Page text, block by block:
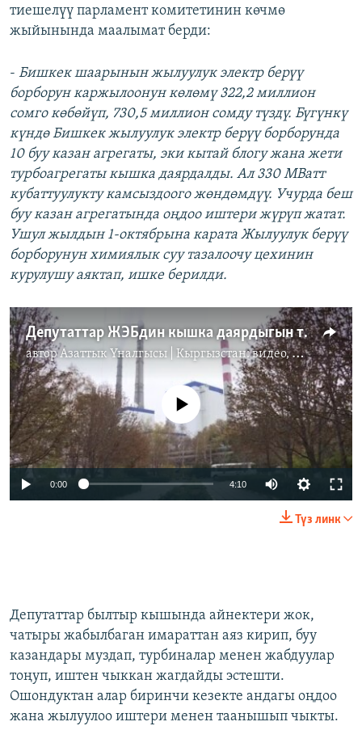
тиешелүү парламент комитетинин көчмө
жыйынында маалымат берди:
- Бишкек шаарынын жылуулук электр берүү
борборун каржылоонун көлөмү 322,2 миллион
сомго көбөйүп, 730,5 миллион сомду түздү. Бүгүнкү
күндө Бишкек жылуулук электр берүү борборунда
10 буу казан агрегаты, эки кытай блогу жана жети
турбоагрегаты кышка даярдалды. Ал 330 МВатт
кубаттуулукту камсыздоого жөндөмдүү. Учурда беш
буу казан агрегатында оңдоо иштери жүрүп жатат.
Ушул жылдын 1-октябрына карата Жылуулук берүү
борборунун химиялык суу тазалоочу цехинин
курулушу аяктап, ишке берилди.
Депутаттар ЖЭБдин кышка даярдыгын текшеришти
авторАзаттык Үналгысы | Кыргызстан: видео, фото, кабарлар
No media source currently available
0:00 4:10
Түз линк
Депутаттар былтыр кышында айнектери жок,
чатыры жабылбаган имараттан аяз кирип, буу
казандары муздап, турбиналар менен жабдуулар
тоңуп, иштен чыккан жагдайды эстешти.
Ошондуктан алар биринчи кезекте андагы оңдоо
жана жылуулоо иштери менен таанышып чыкты.